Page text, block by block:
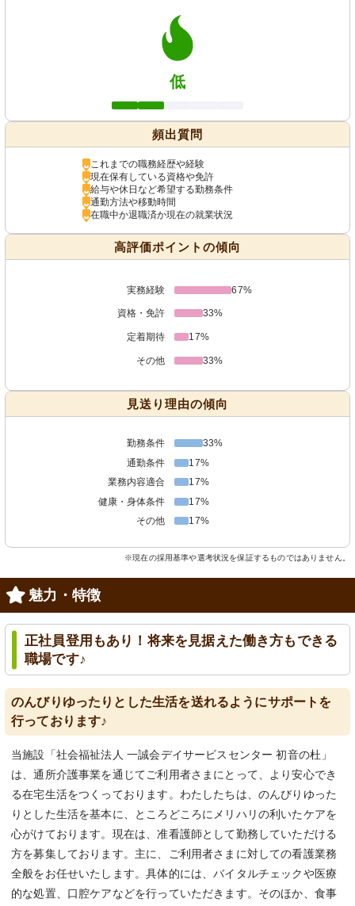
低
頻出質問
これまでの職務経歴や経験
現在保有している資格や免許
給与や休日など希望する勤務条件
通勤方法や移動時間
在職中か退職済か現在の就業状況
高評価ポイントの傾向
実務経験 67%
資格・免許 33%
定着期待 17%
その他 33%
見送り理由の傾向
勤務条件
33%
通勤条件
17%
業務内容適合
17%
健康・身体条件
17%
その他
17%
※現在の採用基準や選考状況を保証するものではありません。
魅力・特徴
正社員登用もあり！将来を見据えた働き方もできる
職場です♪
のんびりゆったりとした生活を送れるようにサポートを
行っております♪
当施設「社会福祉法人 一誠会デイサービスセンター 初音の杜」
は、通所介護事業を通じてご利用者さまにとって、より安心でき
る在宅生活をつくっております。わたしたちは、のんびりゆった
りとした生活を基本に、ところどころにメリハリの利いたケアを
心がけております。現在は、准看護師として勤務していただける
方を募集しております。主に、ご利用者さまに対しての看護業務
全般をお任せいたします。具体的には、バイタルチェックや医療
的な処置、口腔ケアなどを行っていただきます。そのほか、食事